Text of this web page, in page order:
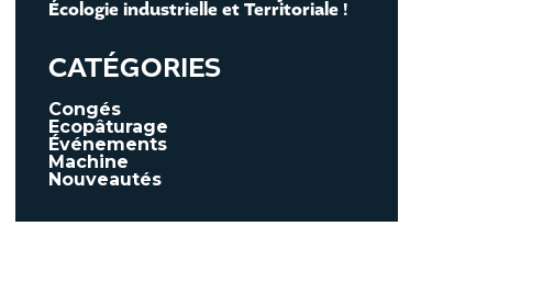
PRODUCTION
CONTACT ET DEVIS
Écologie industrielle et Territoriale !
CATÉGORIES
Congés
Ecopâturage
Événements
Machine
Nouveautés